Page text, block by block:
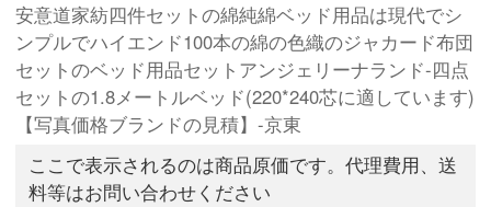
安意道家紡四件セットの綿純綿ベッド用品は現代でシ
ンプルでハイエンド100本の綿の色織のジャカード布団
セットのベッド用品セットアンジェリーナランド-四点
セットの1.8メートルベッド(220*240芯に適しています)
【写真価格ブランドの見積】-京東
ここで表示されるのは商品原価です。代理費用、送
料等はお問い合わせください